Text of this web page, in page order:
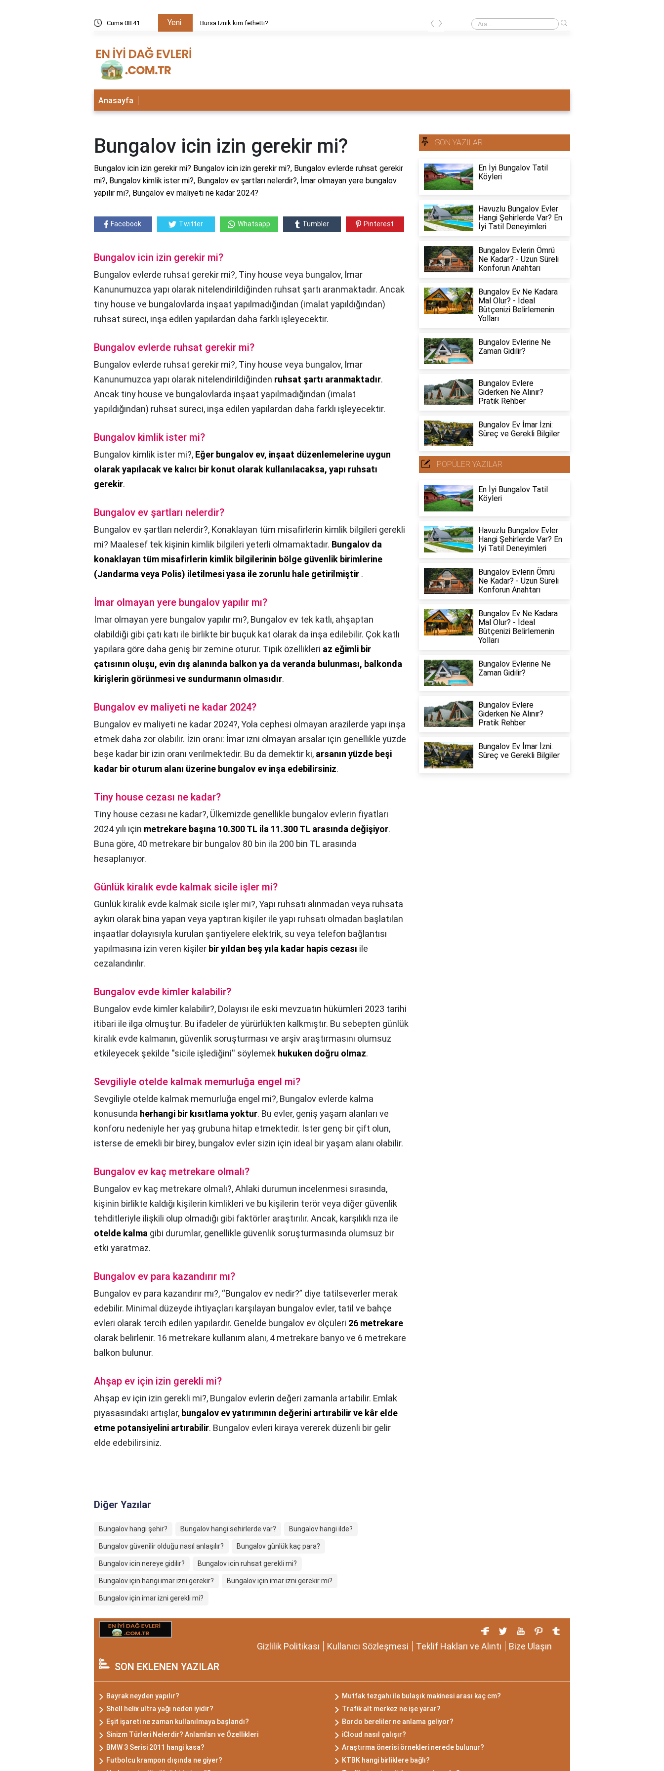
Cuma 08:41 Yeni Bursa İznik kim fethetti? Ahşap ev mi pahalı beton ev mi?
‹ ›
Anasayfa
Bungalov icin izin gerekir mi?
Bungalov icin izin gerekir mi? Bungalov icin izin gerekir mi?, Bungalov evlerde ruhsat gerekir
mi?, Bungalov kimlik ister mi?, Bungalov ev şartları nelerdir?, İmar olmayan yere bungalov
yapılır mı?, Bungalov ev maliyeti ne kadar 2024?
Facebook Twitter Whatsapp Tumbler Pinterest
Bungalov icin izin gerekir mi?
Bungalov evlerde ruhsat gerekir mi?, Tiny house veya bungalov, İmar
Kanunumuzca yapı olarak nitelendirildiğinden ruhsat şartı aranmaktadır. Ancak
tiny house ve bungalovlarda inşaat yapılmadığından (imalat yapıldığından)
ruhsat süreci, inşa edilen yapılardan daha farklı işleyecektir.
Bungalov evlerde ruhsat gerekir mi?
Bungalov evlerde ruhsat gerekir mi?, Tiny house veya bungalov, İmar
Kanunumuzca yapı olarak nitelendirildiğinden ruhsat şartı aranmaktadır.
Ancak tiny house ve bungalovlarda inşaat yapılmadığından (imalat
yapıldığından) ruhsat süreci, inşa edilen yapılardan daha farklı işleyecektir.
Bungalov kimlik ister mi?
Bungalov kimlik ister mi?, Eğer bungalov ev, inşaat düzenlemelerine uygun
olarak yapılacak ve kalıcı bir konut olarak kullanılacaksa, yapı ruhsatı
gerekir.
Bungalov ev şartları nelerdir?
Bungalov ev şartları nelerdir?, Konaklayan tüm misafirlerin kimlik bilgileri gerekli
mi? Maalesef tek kişinin kimlik bilgileri yeterli olmamaktadır. Bungalov da
konaklayan tüm misafirlerin kimlik bilgilerinin bölge güvenlik birimlerine
(Jandarma veya Polis) iletilmesi yasa ile zorunlu hale getirilmiştir .
İmar olmayan yere bungalov yapılır mı?
İmar olmayan yere bungalov yapılır mı?, Bungalov ev tek katlı, ahşaptan
olabildiği gibi çatı katı ile birlikte bir buçuk kat olarak da inşa edilebilir. Çok katlı
yapılara göre daha geniş bir zemine oturur. Tipik özellikleri az eğimli bir
çatısının oluşu, evin dış alanında balkon ya da veranda bulunması, balkonda
kirişlerin görünmesi ve sundurmanın olmasıdır.
Bungalov ev maliyeti ne kadar 2024?
Bungalov ev maliyeti ne kadar 2024?,Yola cephesi olmayan arazilerde yapı inşa
etmek daha zor olabilir. İzin oranı: İmar izni olmayan arsalar için genellikle yüzde
beşe kadar bir izin oranı verilmektedir. Bu da demektir ki, arsanın yüzde beşi
kadar bir oturum alanı üzerine bungalov ev inşa edebilirsiniz.
Tiny house cezası ne kadar?
Tiny house cezası ne kadar?, Ülkemizde genellikle bungalov evlerin fiyatları
2024 yılı için metrekare başına 10.300 TL ila 11.300 TL arasında değişiyor.
Buna göre, 40 metrekare bir bungalov 80 bin ila 200 bin TL arasında
hesaplanıyor.
Günlük kiralık evde kalmak sicile işler mi?
Günlük kiralık evde kalmak sicile işler mi?,Yapı ruhsatı alınmadan veya ruhsata
aykırı olarak bina yapan veya yaptıran kişiler ile yapı ruhsatı olmadan başlatılan
inşaatlar dolayısıyla kurulan şantiyelere elektrik, su veya telefon bağlantısı
yapılmasına izin veren kişiler bir yıldan beş yıla kadar hapis cezası ile
cezalandırılır.
Bungalov evde kimler kalabilir?
Bungalov evde kimler kalabilir?, Dolayısı ile eski mevzuatın hükümleri 2023 tarihi
itibari ile ilga olmuştur. Bu ifadeler de yürürlükten kalkmıştır. Bu sebepten günlük
kiralık evde kalmanın, güvenlik soruşturması ve arşiv araştırmasını olumsuz
etkileyecek şekilde ''sicile işlediğini'' söylemek hukuken doğru olmaz.
Sevgiliyle otelde kalmak memurluğa engel mi?
Sevgiliyle otelde kalmak memurluğa engel mi?, Bungalov evlerde kalma
konusunda herhangi bir kısıtlama yoktur. Bu evler, geniş yaşam alanları ve
konforu nedeniyle her yaş grubuna hitap etmektedir. İster genç bir çift olun,
isterse de emekli bir birey, bungalov evler sizin için ideal bir yaşam alanı olabilir.
Bungalov ev kaç metrekare olmalı?
Bungalov ev kaç metrekare olmalı?,Ahlaki durumun incelenmesi sırasında,
kişinin birlikte kaldığı kişilerin kimlikleri ve bu kişilerin terör veya diğer güvenlik
tehditleriyle ilişkili olup olmadığı gibi faktörler araştırılır. Ancak, karşılıklı rıza ile
otelde kalma gibi durumlar, genellikle güvenlik soruşturmasında olumsuz bir
etki yaratmaz.
Bungalov ev para kazandırır mı?
Bungalov ev para kazandırır mı?, “Bungalov ev nedir?” diye tatilseverler merak
edebilir. Minimal düzeyde ihtiyaçları karşılayan bungalov evler, tatil ve bahçe
evleri olarak tercih edilen yapılardır. Genelde bungalov ev ölçüleri 26 metrekare
olarak belirlenir. 16 metrekare kullanım alanı, 4 metrekare banyo ve 6 metrekare
balkon bulunur.
Ahşap ev için izin gerekli mi?
Ahşap ev için izin gerekli mi?, Bungalov evlerin değeri zamanla artabilir. Emlak
piyasasındaki artışlar, bungalov ev yatırımının değerini artırabilir ve kâr elde
etme potansiyelini artırabilir. Bungalov evleri kiraya vererek düzenli bir gelir
elde edebilirsiniz.
Diğer Yazılar
Bungalov hangi şehir? Bungalov hangi sehirlerde var? Bungalov hangi ilde?
Bungalov güvenilir olduğu nasıl anlaşılır? Bungalov günlük kaç para?
Bungalov icin nereye gidilir? Bungalov icin ruhsat gerekli mi?
Bungalov için hangi imar izni gerekir? Bungalov için imar izni gerekir mi?
Bungalov için imar izni gerekli mi?
SON YAZILAR
En İyi Bungalov Tatil
Köyleri
Havuzlu Bungalov Evler
Hangi Şehirlerde Var? En
İyi Tatil Deneyimleri
Bungalov Evlerin Ömrü
Ne Kadar? - Uzun Süreli
Konforun Anahtarı
Bungalov Ev Ne Kadara
Mal Olur? - İdeal
Bütçenizi Belirlemenin
Yolları
Bungalov Evlerine Ne
Zaman Gidilir?
Bungalov Evlere
Giderken Ne Alınır?
Pratik Rehber
Bungalov Ev İmar İzni:
Süreç ve Gerekli Bilgiler
POPÜLER YAZILAR
En İyi Bungalov Tatil
Köyleri
Havuzlu Bungalov Evler
Hangi Şehirlerde Var? En
İyi Tatil Deneyimleri
Bungalov Evlerin Ömrü
Ne Kadar? - Uzun Süreli
Konforun Anahtarı
Bungalov Ev Ne Kadara
Mal Olur? - İdeal
Bütçenizi Belirlemenin
Yolları
Bungalov Evlerine Ne
Zaman Gidilir?
Bungalov Evlere
Giderken Ne Alınır?
Pratik Rehber
Bungalov Ev İmar İzni:
Süreç ve Gerekli Bilgiler
Gizlilik Politikası Kullanıcı Sözleşmesi Teklif Hakları ve Alıntı Bize Ulaşın
SON EKLENEN YAZILAR
Bayrak neyden yapılır?
Mutfak tezgahı ile bulaşık makinesi arası kaç cm?
Shell helix ultra yağı neden iyidir?
Trafik alt merkez ne işe yarar?
Eşit işareti ne zaman kullanılmaya başlandı?
Bordo bereliler ne anlama geliyor?
Sinizm Türleri Nelerdir? Anlamları ve Özellikleri
iCloud nasıl çalışır?
BMW 3 Serisi 2011 hangi kasa?
Araştırma önerisi örnekleri nerede bulunur?
Futbolcu krampon dışında ne giyer?
KTBK hangi birliklere bağlı?